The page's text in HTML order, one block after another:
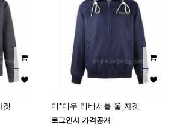
켓 미*미우 리버서블 울 자켓
로그인시 가격공개